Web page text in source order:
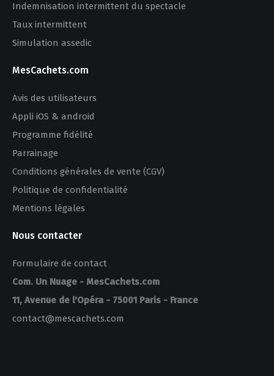
Indemnisation intermittent du spectacle
Taux intermittent
Simulation assedic
MesCachets.com
Avis des utilisateurs
Appli iOS & android
Programme fidélité
Parrainage
Conditions générales de vente (CGV)
Politique de confidentialité
Mentions légales
Nous contacter
Formulaire de contact
Com. Un Nuage - MesCachets.com
11, Avenue de l'Opéra - 75001 Paris - France
contact@mescachets.com